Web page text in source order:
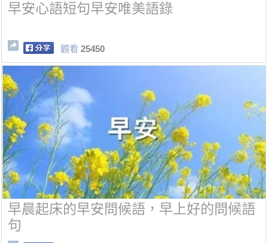
早安心語短句早安唯美語錄
觀看 25450
早晨起床的早安問候語，早上好的問候語
句